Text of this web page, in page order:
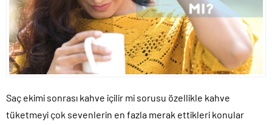
Saç ekimi sonrası kahve içilir mi sorusu özellikle kahve
tüketmeyi çok sevenlerin en fazla merak ettikleri konular